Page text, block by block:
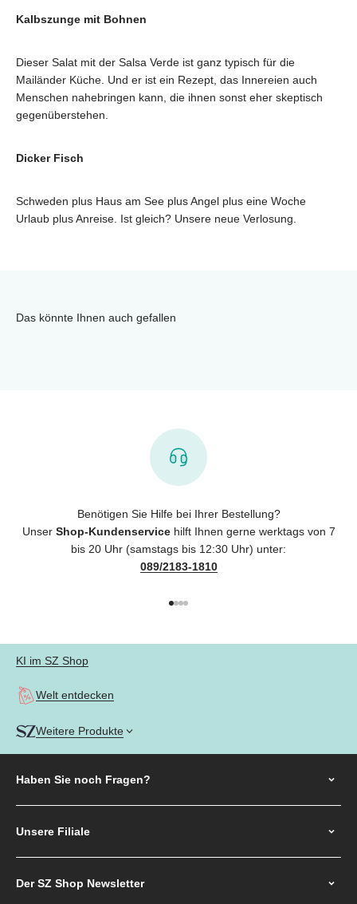
Kalbszunge mit Bohnen
Dieser Salat mit der Salsa Verde ist ganz typisch für die
Mailänder Küche. Und er ist ein Rezept, das Innereien auch
Menschen nahebringen kann, die ihnen sonst eher skeptisch
gegenüberstehen.
Dicker Fisch
Schweden plus Haus am See plus Angel plus eine Woche
Urlaub plus Anreise. Ist gleich? Unsere neue Verlosung.
Das könnte Ihnen auch gefallen
Benötigen Sie Hilfe bei Ihrer Bestellung?
Unser Shop-Kundenservicehilft Ihnen gerne werktags von 7
bis 20 Uhr (samstags bis 12:30 Uhr) unter:
089/2183-1810
KI im SZ Shop
Welt entdecken
Weitere Produkte
Haben Sie noch Fragen?
Unsere Filiale
Der SZ Shop Newsletter